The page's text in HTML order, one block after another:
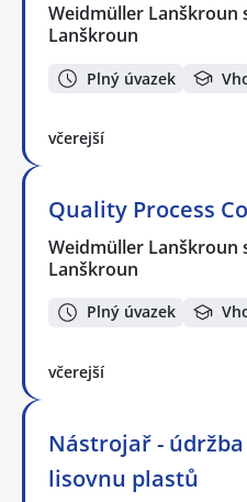
Weidmüller Lanškroun
Lanškroun
Plný úvazek
včerejší
Quality Process
Weidmüller Lanškroun
Lanškroun
Plný úvazek
včerejší
Nástrojař -
lisovnu plastů